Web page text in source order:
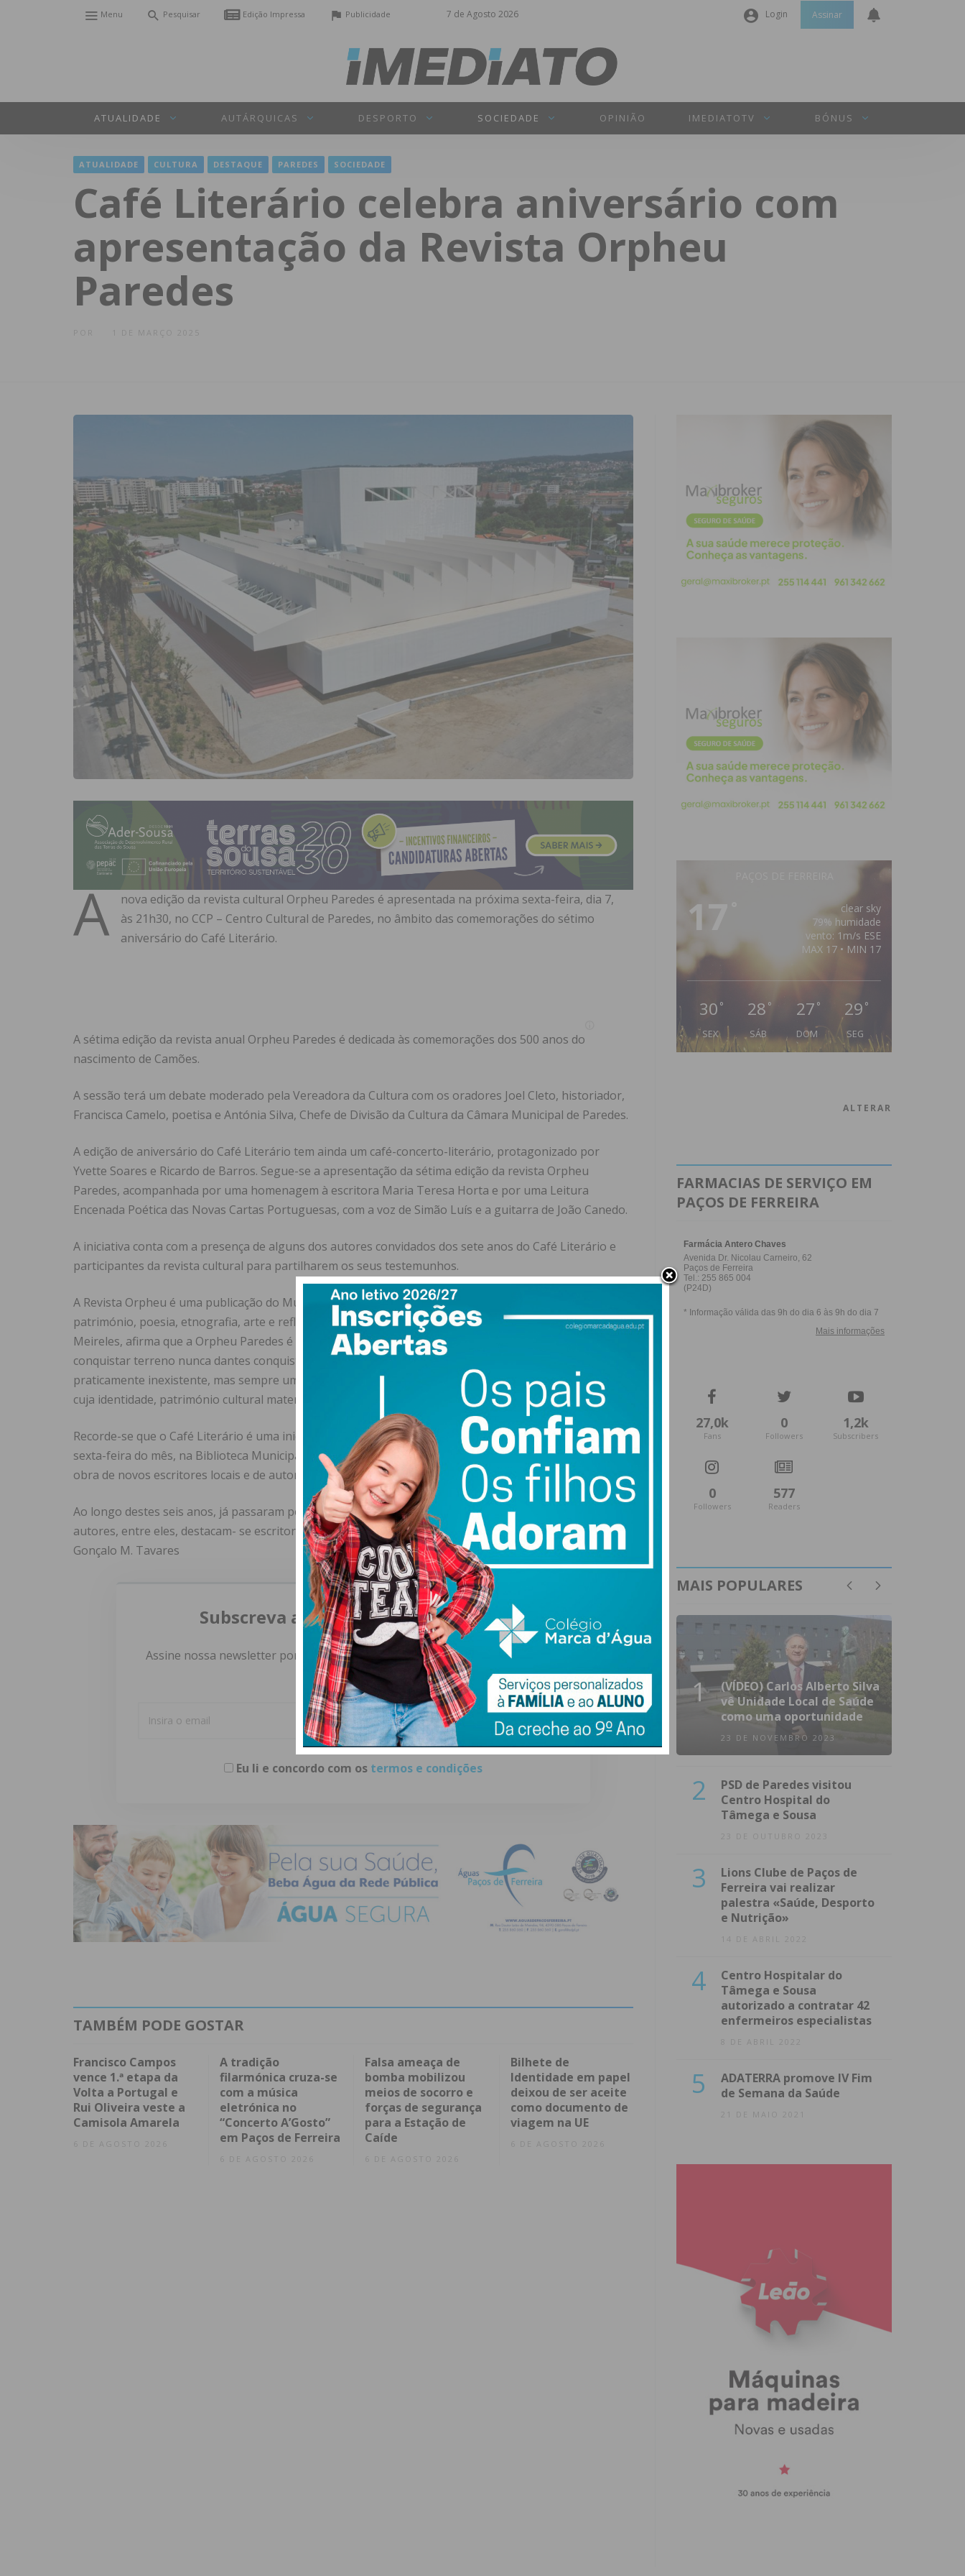
7 de Agosto 2026
Menu Pesquisar Edição Impressa Publicidade Login
Senha
INICIAR SESSÃO
Assinar
ATUALIDADE AUTÁRQUICAS DESPORTO SOCIEDADE OPINIÃO IMEDIATOTV BÓNUS
ATUALIDADE CULTURA DESTAQUE PAREDES SOCIEDADE
Café Literário celebra aniversário com
apresentação da Revista Orpheu
Paredes
1 DE MARÇO 2025
A
nova edição da revista cultural Orpheu Paredes é apresentada na próxima sexta-feira, dia 7,
às 21h30, no CCP – Centro Cultural de Paredes, no âmbito das comemorações do sétimo
aniversário do Café Literário.
A sétima edição da revista anual Orpheu Paredes é dedicada às comemorações dos 500 anos do
nascimento de Camões.
A sessão terá um debate moderado pela Vereadora da Cultura com os oradores Joel Cleto, historiador,
Francisca Camelo, poetisa e Antónia Silva, Chefe de Divisão da Cultura da Câmara Municipal de Paredes.
A edição de aniversário do Café Literário tem ainda um café-concerto-literário, protagonizado por
Yvette Soares e Ricardo de Barros. Segue-se a apresentação da sétima edição da revista Orpheu
Paredes, acompanhada por uma homenagem à escritora Maria Teresa Horta e por uma Leitura
Encenada Poética das Novas Cartas Portuguesas, com a voz de Simão Luís e a guitarra de João Canedo.
A iniciativa conta com a presença de alguns dos autores convidados dos sete anos do Café Literário e
participantes da revista cultural para partilharem os seus testemunhos.
A Revista Orpheu é uma publicação do Município de Paredes que aborda diversas áreas como história,
património, poesia, etnografia, arte e reflexão cultural, política e social. A Vereadora da Cultura, Beatriz
Meireles, afirma que a Orpheu Paredes é “uma nova geração de cultura, nova no sentido de querermos
conquistar terreno nunca dantes conquistado, havendo escasso público cultural, para não dizer
praticamente inexistente, mas sempre uma geração velha de valores, princípios que nos nortearam,
cuja identidade, património cultural material e imaterial estiveram sempre subjacentes às decisões”.
Recorde-se que o Café Literário é uma iniciativa promovida pela autarquia, desde 2018, na primeira
sexta-feira do mês, na Biblioteca Municipal de Paredes, com o objetivo de dar a conhecer o percurso e
obra de novos escritores locais e de autores já consagrados.
Ao longo destes seis anos, já passaram pela Biblioteca de Paredes, no âmbito deste projeto, mais de 50
autores, entre eles, destacam- se escritores de referência a nível nacional, como Valter Hugo Mãe e
Gonçalo M. Tavares
Subscreva a newsletter do Imediato
Assine nossa newsletter por e-mail e obtenha de forma regular a informação
atualizada.
Eu li e concordo com os termos e condições
TAMBÉM PODE GOSTAR
Francisco Campos
vence 1.ª etapa da
Volta a Portugal e
Rui Oliveira veste a
Camisola Amarela
6 DE AGOSTO 2026
A tradição
filarmónica cruza-se
com a música
eletrónica no
“Concerto A’Gosto”
em Paços de Ferreira
6 DE AGOSTO 2026
Falsa ameaça de
bomba mobilizou
meios de socorro e
forças de segurança
para a Estação de
Caíde
6 DE AGOSTO 2026
Bilhete de
Identidade em papel
deixou de ser aceite
como documento de
viagem na UE
6 DE AGOSTO 2026
17
clear sky
79% humidade
vento: 1m/s ESE
MAX 17 • MIN 17
30 °
SEX
28 °
SÁB
27 °
DOM
29 °
SEG
ALTERAR
FARMACIAS DE SERVIÇO EM
PAÇOS DE FERREIRA
27,0k
Fans
0
Followers
1,2k
Subscribers
0
Followers
577
Readers
MAIS POPULARES
1
(VÍDEO) Carlos Alberto Silva
vê Unidade Local de Saúde
como uma oportunidade
23 DE NOVEMBRO 2023
2
PSD de Paredes visitou
Centro Hospital do
Tâmega e Sousa
23 DE OUTUBRO 2023
3
Lions Clube de Paços de
Ferreira vai realizar
palestra «Saúde, Desporto
e Nutrição»
14 DE ABRIL 2022
4
Centro Hospitalar do
Tâmega e Sousa
autorizado a contratar 42
enfermeiros especialistas
8 DE ABRIL 2022
5
ADATERRA promove IV Fim
de Semana da Saúde
21 DE MAIO 2021